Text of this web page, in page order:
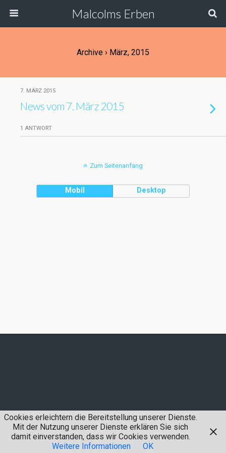
Malcolms Erben
Archive › März, 2015
7. MÄRZ 2015
News vom 7. März 2015
1 ANTWORT
Zum Seitenanfang
Mobil Desktop
Cookies erleichtern die Bereitstellung unserer Dienste.
Mit der Nutzung unserer Dienste erklären Sie sich
damit einverstanden, dass wir Cookies verwenden.
Weitere Informationen
OK